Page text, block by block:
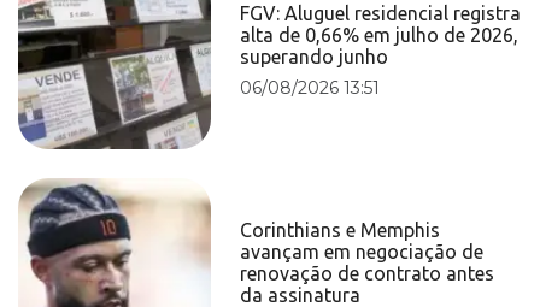
FGV: Aluguel residencial registra
alta de 0,66% em julho de 2026,
superando junho
06/08/2026 13:51
Corinthians e Memphis
avançam em negociação de
renovação de contrato antes
da assinatura